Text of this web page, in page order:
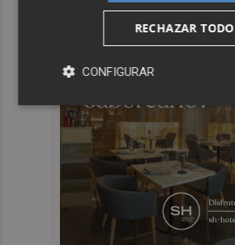
RECHAZAR TODO
CONFIGURAR